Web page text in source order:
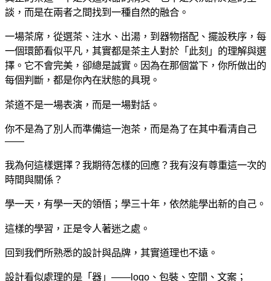
談，而是在兩者之間找到一種自然的融合。
一場茶席，從選茶、注水、出湯，到器物搭配、擺設秩序，每
一個環節看似平凡，其實都是茶主人對於「此刻」的理解與選
擇。它不會完美，卻總是誠實。因為在那個當下，你所做出的
每個判斷，都是你內在狀態的具現。
茶道不是一場表演，而是一場對話。
你不是為了別人而準備這一泡茶，而是為了在其中看清自己
——
我為何這樣選擇？我期待怎樣的回應？我有沒有尊重這一次的
時間與關係？
學一天，有學一天的領悟；學三十年，依然能學出新的自己。
這樣的學習，正是令人著迷之處。
回到我們所熟悉的設計與品牌，其實道理也不遠。
設計看似處理的是「器」——logo、包裝、空間、文案；